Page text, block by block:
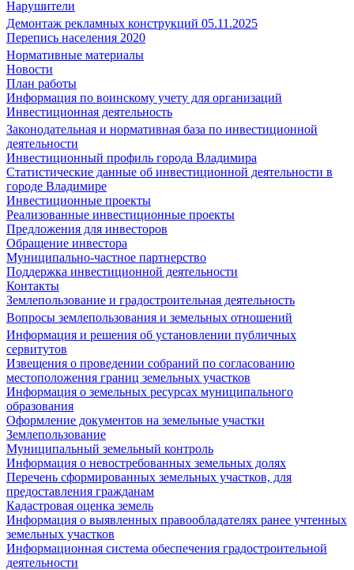
Нарушители
Демонтаж рекламных конструкций 05.11.2025
Перепись населения 2020
Нормативные материалы
Новости
План работы
Информация по воинскому учету для организаций
Инвестиционная деятельность
Законодательная и нормативная база по инвестиционной
деятельности
Инвестиционный профиль города Владимира
Статистические данные об инвестиционной деятельности в
городе Владимире
Инвестиционные проекты
Реализованные инвестиционные проекты
Предложения для инвесторов
Обращение инвестора
Муниципально-частное партнерство
Поддержка инвестиционной деятельности
Контакты
Землепользование и градостроительная деятельность
Вопросы землепользования и земельных отношений
Информация и решения об установлении публичных
сервитутов
Извещения о проведении собраний по согласованию
местоположения границ земельных участков
Информация о земельных ресурсах муниципального
образования
Оформление документов на земельные участки
Землепользование
Муниципальный земельный контроль
Информация о невостребованных земельных долях
Перечень сформированных земельных участков, для
предоставления гражданам
Кадастровая оценка земель
Информация о выявленных правообладателях ранее учтенных
земельных участков
Информационная система обеспечения градостроительной
деятельности